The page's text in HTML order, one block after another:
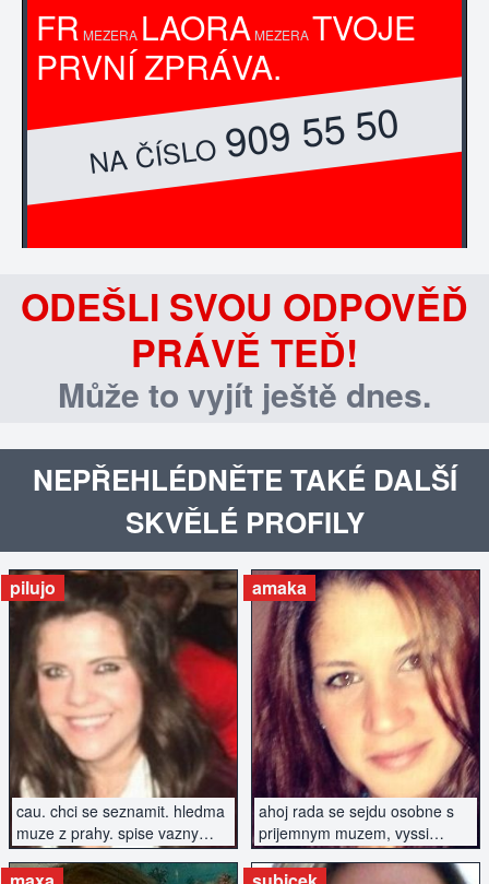
FR MEZERA LAORA MEZERATVOJE
PRVNÍ ZPRÁVA.
NA ČÍSLO909 55 50
ODEŠLI SVOU ODPOVĚĎ
PRÁVĚ TEĎ!
Může to vyjít ještě dnes.
NEPŘEHLÉDNĚTE TAKÉ DALŠÍ
SKVĚLÉ PROFILY
cau. chci se seznamit. hledma
muze z prahy. spise vazny
vztah.
pilujo
ZOBRAZIT INZERÁT
ahoj rada se sejdu osobne s
prijemnym muzem, vyssi
postavy, urcite nekurak
amaka
ZOBRAZIT INZERÁT